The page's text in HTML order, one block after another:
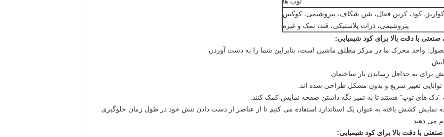
کود، کربن فعال، شن شکاف، پتروشیمی، کوکس
پتروشیمی، ذرات پلاستیکی، قند، نمک و غیره
با دقت بالا برای کود شیمیایی:
کشش یافته به عنوان یک استاندارد استفاده می کنیم تا از عناصر از دست دادن تنش خود در طول زمان جلوگیری
می دهند.
با دقت بالا برای کود شیمیایی: